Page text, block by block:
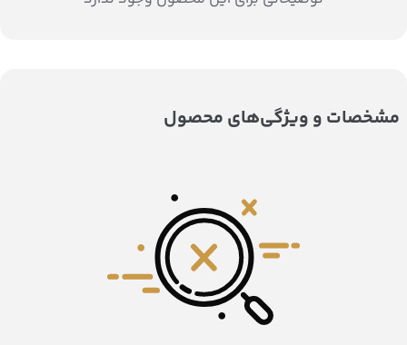
مشخصات و ویژگی‌های محصول